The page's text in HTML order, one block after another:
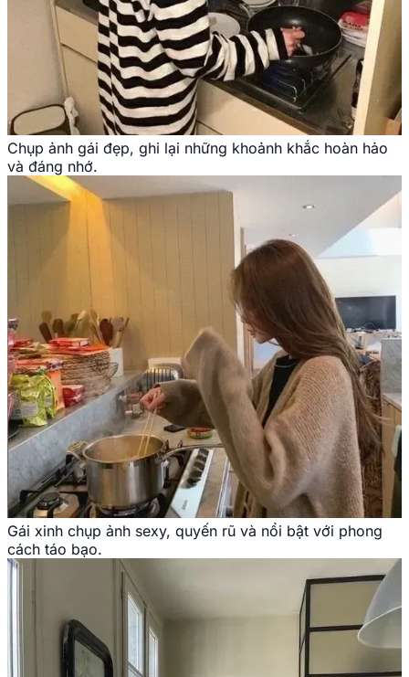
Chụp ảnh gái đẹp, ghi lại những khoảnh khắc hoàn hảo
và đáng nhớ.
Gái xinh chụp ảnh sexy, quyến rũ và nổi bật với phong
cách táo bạo.